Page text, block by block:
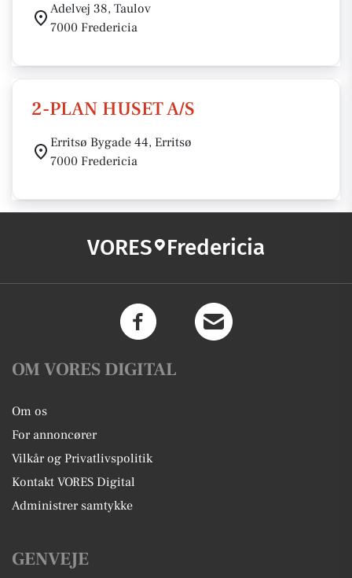
Adelvej 38, Taulov
7000 Fredericia
2-PLAN HUSET A/S
Erritsø Bygade 44, Erritsø
7000 Fredericia
VORES Fredericia
OM VORES DIGITAL
Om os
For annoncører
Vilkår og Privatlivspolitik
Kontakt VORES Digital
Administrer samtykke
GENVEJE